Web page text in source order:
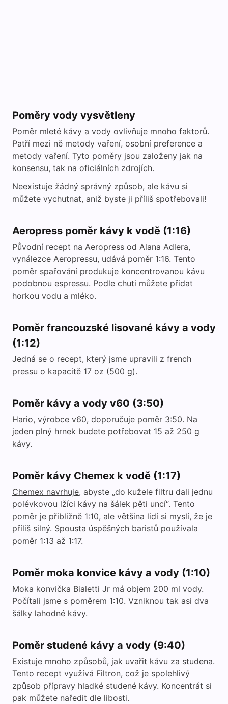
Poměry vody vysvětleny
Poměr mleté kávy a vody ovlivňuje mnoho faktorů.
Patří mezi ně metody vaření, osobní preference a
metody vaření. Tyto poměry jsou založeny jak na
konsensu, tak na oficiálních zdrojích.
Neexistuje žádný správný způsob, ale kávu si
můžete vychutnat, aniž byste ji příliš spotřebovali!
Aeropress poměr kávy k vodě (1:16)
Původní recept na Aeropress od Alana Adlera,
vynálezce Aeropressu, udává poměr 1:16. Tento
poměr spařování produkuje koncentrovanou kávu
podobnou espressu. Podle chuti můžete přidat
horkou vodu a mléko.
Poměr francouzské lisované kávy a vody
(1:12)
Jedná se o recept, který jsme upravili z french
pressu o kapacitě 17 oz (500 g).
Poměr kávy a vody v60 (3:50)
Hario, výrobce v60, doporučuje poměr 3:50. Na
jeden plný hrnek budete potřebovat 15 až 250 g
kávy.
Poměr kávy Chemex k vodě (1:17)
Chemex navrhuje, abyste „do kužele filtru dali jednu
polévkovou lžíci kávy na šálek pěti uncí“. Tento
poměr je přibližně 1:10, ale většina lidí si myslí, že je
příliš silný. Spousta úspěšných baristů používala
poměr 1:13 až 1:17.
Poměr moka konvice kávy a vody (1:10)
Moka konvička Bialetti Jr má objem 200 ml vody.
Počítali jsme s poměrem 1:10. Vzniknou tak asi dva
šálky lahodné kávy.
Poměr studené kávy a vody (9:40)
Existuje mnoho způsobů, jak uvařit kávu za studena.
Tento recept využívá Filtron, což je spolehlivý
způsob přípravy hladké studené kávy. Koncentrát si
pak můžete naředit dle libosti.